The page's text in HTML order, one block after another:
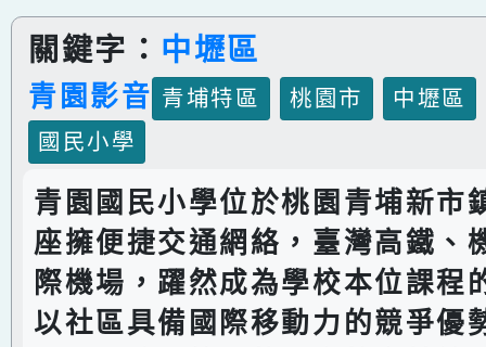
關鍵字： 中壢區
青園影音 青埔特區 桃園市
中壢區
國民小學
青園國民小學位於桃園青埔新市
座擁便捷交通網絡，臺灣高鐵、
際機場，躍然成為學校本位課程
以社區具備國際移動力的競爭優